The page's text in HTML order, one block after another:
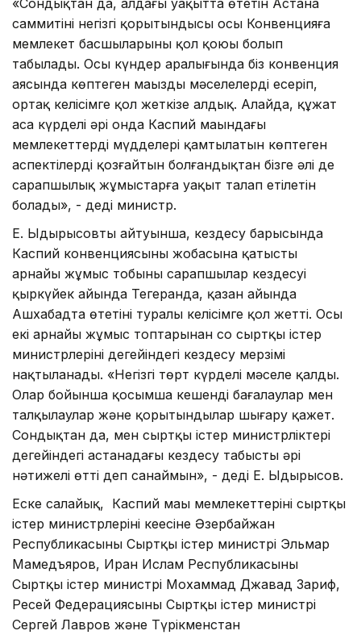
саммитінің негізгі қорытындысы осы Конвенцияға
мемлекет басшыларының қол қоюы болып
табылады. Осы күндер аралығында біз конвенция
аясында көптеген маңызды мәселелерді еңсеріп,
ортақ келісімге қол жеткізе алдық. Алайда, құжат
аса күрделі әрі онда Каспий маңындағы
мемлекеттердің мүдделері қамтылатын көптеген
аспектілерді қозғайтын болғандықтан бізге әлі де
сарапшылық жұмыстарға уақыт талап етілетін
болады», - деді министр.
Е. Ыдырысовтың айтуынша, кездесу барысында
Каспий конвенциясының жобасына қатысты
арнайы жұмыс тобының сарапшылар кездесуі
қыркүйек айында Тегеранда, қазан айында
Ашхабадта өтетіні туралы келісімге қол жетті. Осы
екі арнайы жұмыс топтарынан соң сыртқы істер
министрлерінің деңгейіндегі кездесу мерзімі
нақтыланады. «Негізгі төрт күрделі мәселе қалды.
Олар бойынша қосымша кешенді бағалаулар мен
талқылаулар және қорытындылар шығару қажет.
Сондықтан да, мен сыртқы істер министрліктері
деңгейіндегі астанадағы кездесу табысты әрі
нәтижелі өтті деп санаймын», - деді Е. Ыдырысов.
Еске салайық, Каспий маңы мемлекеттерінің сыртқы
істер министрлерінің кеңесіне Әзербайжан
Республикасының Сыртқы істер министрі Эльмар
Мамедъяров, Иран Ислам Республикасының
Сыртқы істер министрі Мохаммад Джавад Зариф,
Ресей Федерациясының Сыртқы істер министрі
Сергей Лавров және Түрікменстан